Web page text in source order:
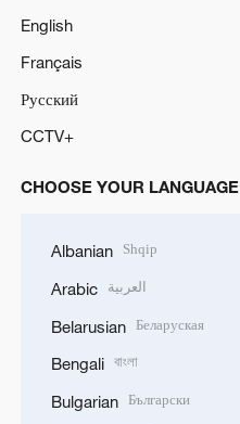
English
Français
Русский
CCTV+
CHOOSE YOUR LANGUAGE
Albanian Shqip
Arabic العربية
Belarusian Беларуская
Bengali বাংলা
Bulgarian Български